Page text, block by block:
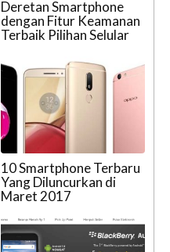
Deretan Smartphone
dengan Fitur Keamanan
Terbaik Pilihan Selular
10 Smartphone Terbaru
Yang Diluncurkan di
Maret 2017